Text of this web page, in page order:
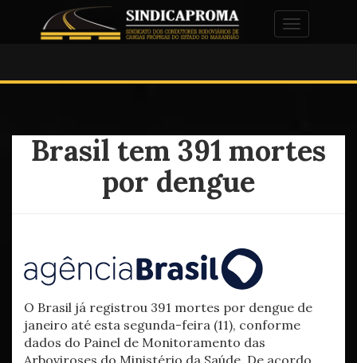
Alternar
Brasil tem 391 mortes
por dengue
O Brasil já registrou 391 mortes por dengue de
janeiro até esta segunda-feira (11), conforme
dados do Painel de Monitoramento das
Arboviroses do Ministério da Saúde. De acordo